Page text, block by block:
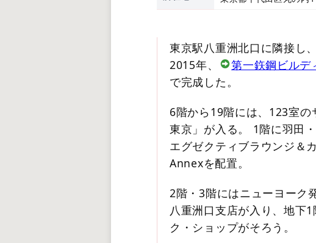
東京駅八重洲北口に隣接し
2015年、
第一鉃鋼ビルデ
で完成した。
6階から19階には、123室
東京」が入る。 1階に羽田
エグゼクティブラウンジ＆
Annexを配置。
2階・3階にはニューヨーク
八重洲口支店が入り、地下
ク・ショップがそろう。